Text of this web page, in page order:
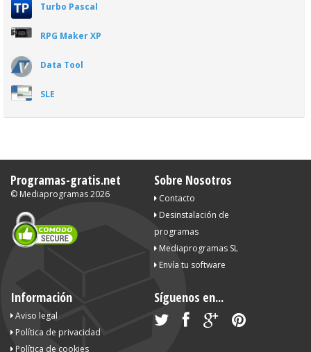
Turbo Pascal
RPG Maker XP
Data Tool
SLE
Programas-gratis.net
© Mediaprogramas2026
Sobre Nosotros
Contacto
Desinstalación de
programas
Mediaprogramas SL
Envía tu software
Información
Aviso legal
Política de privacidad
Política de cookies
Síguenos en...